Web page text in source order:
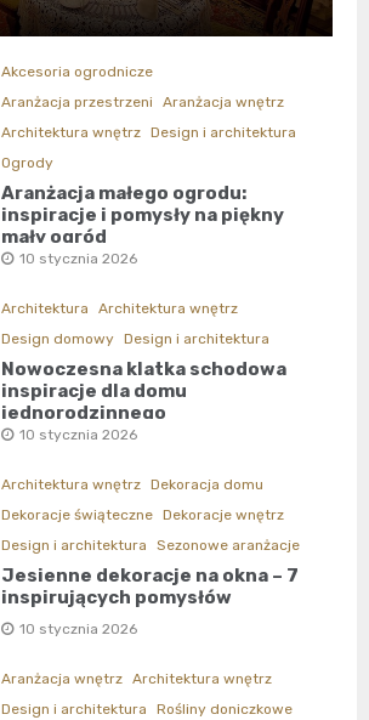
Akcesoria ogrodnicze
Aranżacja przestrzeni
Aranżacja wnętrz
Architektura wnętrz Design i architektura
Ogrody
Aranżacja małego ogrodu:
inspiracje i pomysły na piękny
mały ogród
10 stycznia 2026
Architektura
Architektura wnętrz
Design domowy Design i architektura
Nowoczesna klatka schodowa
inspiracje dla domu
jednorodzinnego
10 stycznia 2026
Architektura wnętrz Dekoracja domu
Dekoracje świąteczne Dekoracje wnętrz
Design i architektura
Sezonowe aranżacje
Jesienne dekoracje na okna – 7
inspirujących pomysłów
10 stycznia 2026
Aranżacja wnętrz Architektura wnętrz
Design i architektura
Rośliny doniczkowe